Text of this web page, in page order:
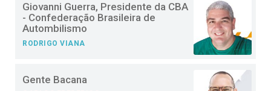
Giovanni Guerra, Presidente da CBA
- Confederação Brasileira de
Autombilismo
RODRIGO VIANA
Gente Bacana